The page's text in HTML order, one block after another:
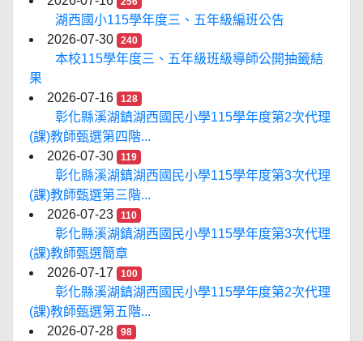
湖西國小115學年度三、五年級編班公告
2026-07-30
240
本校115學年度三、五年級班級導師公開抽籤結
果
2026-07-16
128
彰化縣溪湖鎮湖西國民小學115學年度第2次代理
(課)教師甄選第四階...
2026-07-30
119
彰化縣溪湖鎮湖西國民小學115學年度第3次代理
(課)教師甄選第三階...
2026-07-23
110
彰化縣溪湖鎮湖西國民小學115學年度第3次代理
(課)教師甄選簡章
2026-07-17
100
彰化縣溪湖鎮湖西國民小學115學年度第2次代理
(課)教師甄選第五階...
2026-07-28
98